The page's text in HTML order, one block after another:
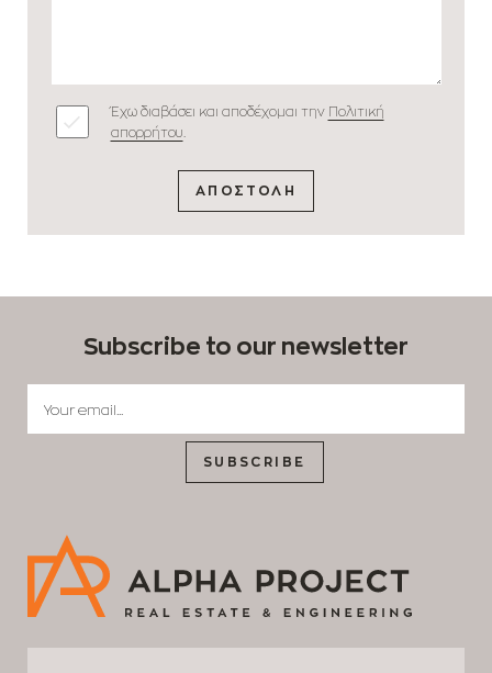
Έχω διαβάσει και αποδέχομαι την Πολιτική
απορρήτου
ΑΠΟΣΤΟΛΗ
Subscribe to our newsletter
SUBSCRIBE